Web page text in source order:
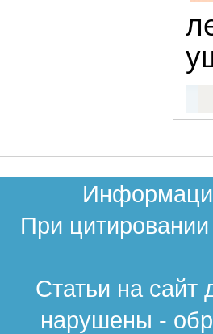
При
Статьи на сайт
нарушены -